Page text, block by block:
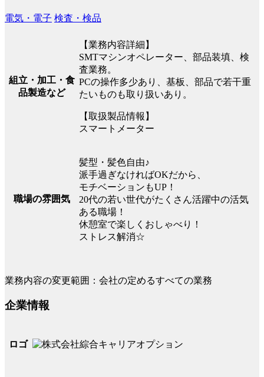
電気・電子 検査・検品
組立・加工・食
品製造など
【業務内容詳細】
SMTマシンオペレーター、部品装填、検
査業務。
PCの操作多少あり、基板、部品で若干重
たいものも取り扱いあり。
【取扱製品情報】
スマートメーター
職場の雰囲気
髪型・髪色自由♪
派手過ぎなければOKだから、
モチベーションもUP！
20代の若い世代がたくさん活躍中の活気
ある職場！
休憩室で楽しくおしゃべり！
ストレス解消☆
業務内容の変更範囲：会社の定めるすべての業務
企業情報
ロゴ